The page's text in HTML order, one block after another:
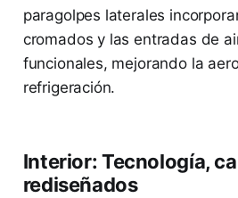
paragolpes laterales
cromados y las entradas de
funcionales, mejorando la
refrigeración.
Interior: Tecnología,
rediseñados